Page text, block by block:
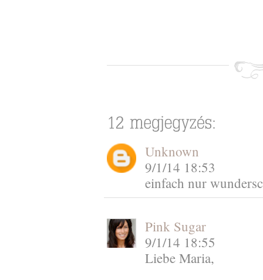
Unknown
9/1/14 18:53
einfach nur
Pink Sugar
9/1/14 18:55
Liebe Maria,